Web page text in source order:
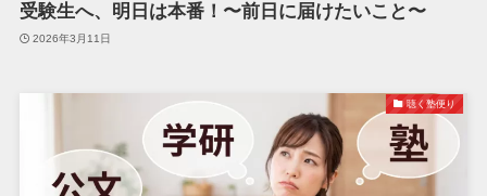
受験生へ、明日は本番！〜前日に届けたいこと〜
2026年3月11日
聴く塾便り